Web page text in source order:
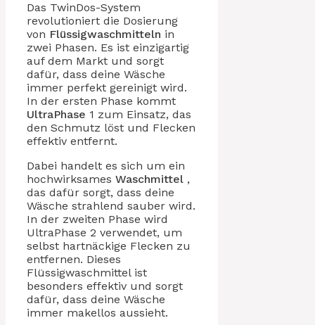
Das TwinDos-System
revolutioniert die Dosierung
von Flüssigwaschmitteln in
zwei Phasen. Es ist einzigartig
auf dem Markt und sorgt
dafür, dass deine Wäsche
immer perfekt gereinigt wird.
In der ersten Phase kommt
UltraPhase 1 zum Einsatz, das
den Schmutz löst und Flecken
effektiv entfernt.
Dabei handelt es sich um ein
hochwirksames Waschmittel ,
das dafür sorgt, dass deine
Wäsche strahlend sauber wird.
In der zweiten Phase wird
UltraPhase 2 verwendet, um
selbst hartnäckige Flecken zu
entfernen. Dieses
Flüssigwaschmittel ist
besonders effektiv und sorgt
dafür, dass deine Wäsche
immer makellos aussieht.